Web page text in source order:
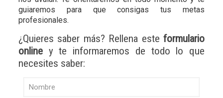
guiaremos para que consigas tus metas
profesionales.
¿Quieres saber más? Rellena este formulario
onliney te informaremos de todo lo que
necesites saber: